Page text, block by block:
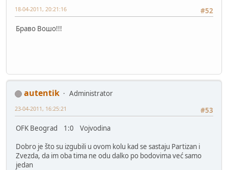
#52
18-04-2011, 20:21:16
Браво Вошо!!!
autentik
Administrator
#53
23-04-2011, 16:25:21
OFK Beograd 1:0 Vojvodina
Dobro je što su izgubili u ovom kolu kad se sastaju Partizan i
Zvezda, da im oba tima ne odu dalko po bodovima već samo
jedan